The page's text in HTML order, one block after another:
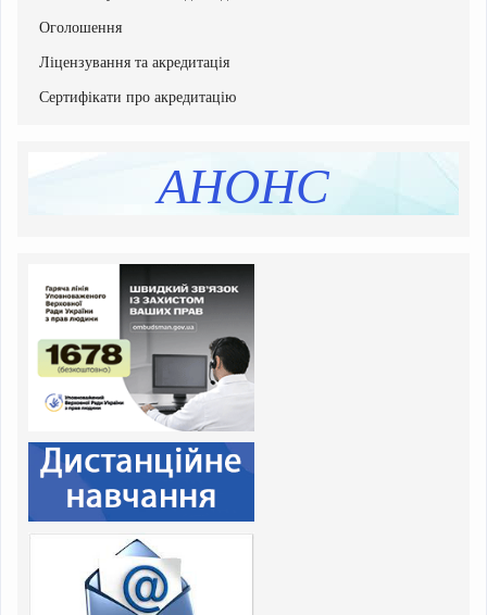
Списки рекомендованих вступників
Програми вступних випробувань
Етапи вступної кампанії
Додаткова інформація
Оголошення
Ліцензування та акредитація
Сертифікати про акредитацію
АНОНС